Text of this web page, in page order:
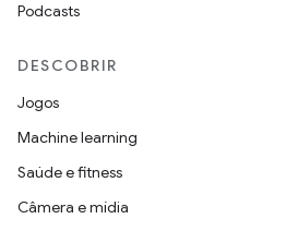
Podcasts
DESCOBRIR
Jogos
Machine learning
Saúde e fitness
Câmera e mídia